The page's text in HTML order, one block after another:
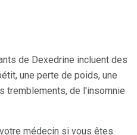
de Dexedrine incluent des
une perte de poids, une
tremblements, de l'insomnie
médecin si vous êtes